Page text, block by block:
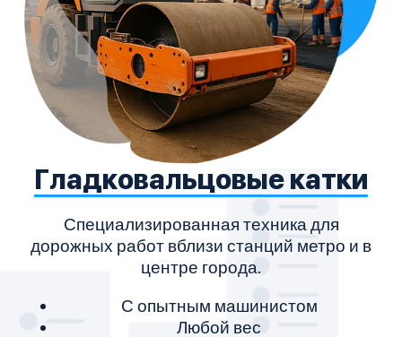
Гладковальцовые катки
Специализированная техника для
дорожных работ вблизи станций метро и в
центре города.
С опытным машинистом
Любой вес